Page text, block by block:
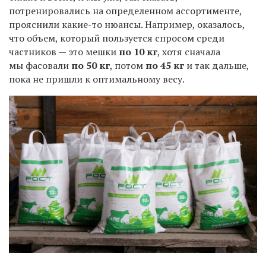
потренировались на определенном ассортименте,
прояснили какие-то нюансы. Например, оказалось,
что объем, который пользуется спросом среди
частников — это мешки по 10 кг, хотя сначала
мы фасовали по 50 кг, потом по45 кг и так дальше,
пока не пришли к оптимальному весу.